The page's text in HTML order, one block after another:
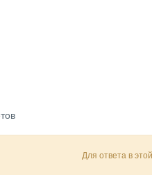
Для ответа в